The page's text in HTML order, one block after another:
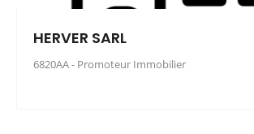
HERVER SARL
6820AA - Promoteur Immobilier